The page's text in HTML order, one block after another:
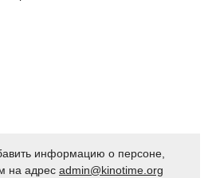
информацию о персоне,
на адрес admin@kinotime.org